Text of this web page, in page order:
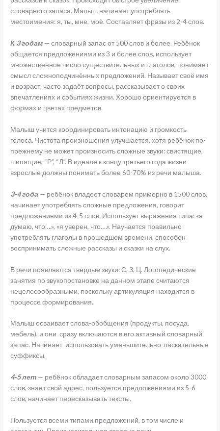
словарного запаса. Малыш начинает употреблять
местоимения: я, ты, мне, моё. Составляет фразы из 2-4 слов.
К 3 годам — словарный запас от 500 слов и более. Ребёнок
общается предложениями из 3 и более слов, использует
множественное число существительных и глаголов, понимает
смысл сложноподчинённых предложений. Называет своё имя
и возраст, часто задаёт вопросы, рассказывает о своих
впечатлениях и событиях жизни. Хорошо ориентируется в
формах и цветах предметов.
Малыш учится координировать интонацию и громкость
голоса. Чистота произношения улучшается, хотя ребёнок по-
прежнему не может произносить сложные звуки: свистящие,
шипящие, “Р”, “Л”. В идеале к концу третьего года жизни
взрослые должны понимать более 60-70% из речи малыша.
3-4 года — ребёнок владеет словарем примерно в 1500 слов,
начинает употреблять сложные предложения, говорит
предложениями из 4-5 слов. Использует выражения типа: «я
думаю, что….», «я уверен, что….». Научается правильно
употреблять глаголы в прошедшем времени, способен
воспринимать сложные рассказы и сказки на слух.
В речи появляются твёрдые звуки: С, З, Ц. Логопедические
занятия по звукопостановке на данном этапе считаются
нецелесообразными, поскольку артикуляция находится в
процессе формирования.
Малыш осваивает слова-обобщения (продукты, посуда,
мебель), и они сразу включаются в его активный словарный
запас. Начинает использовать уменьшительно-ласкательные
суффиксы.
4-5 лет — ребёнок обладает словарным запасом около 3000
слов, знает свой адрес, пользуется предложениями из 5-6
слов, начинает пересказывать тексты.
Пользуется всеми типами предложений, в том числе и